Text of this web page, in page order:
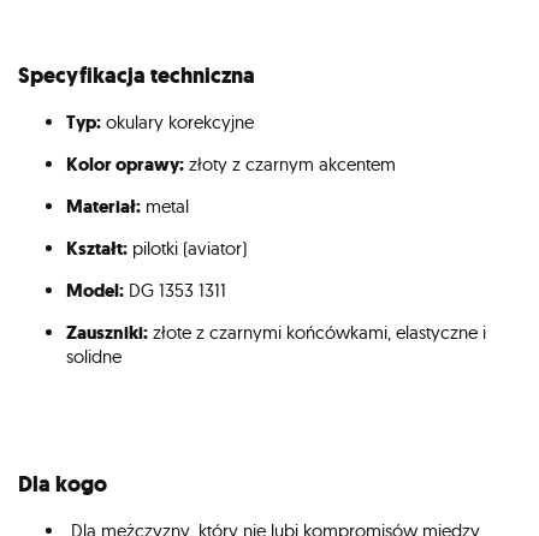
Specyfikacja techniczna
Typ: okulary korekcyjne
Kolor oprawy: złoty z czarnym akcentem
Materiał: metal
Kształt: pilotki (aviator)
Model: DG 1353 1311
Zauszniki: złote z czarnymi końcówkami, elastyczne i
solidne
Dla kogo
Dla mężczyzny, który nie lubi kompromisów między